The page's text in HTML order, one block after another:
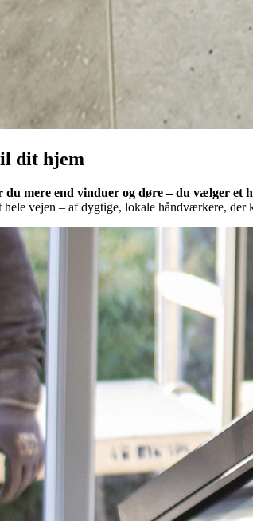
dit hjem
mere end vinduer og døre – du vælger et
vejen – af dygtige, lokale håndværkere, der